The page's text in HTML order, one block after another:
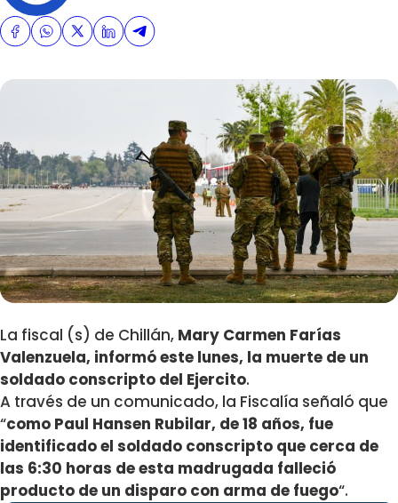
La fiscal (s) de Chillán, Mary Carmen Farías
Valenzuela, informó este lunes, la muerte de un
soldado conscripto del Ejercito.
A través de un comunicado, la Fiscalía señaló que
“como Paul Hansen Rubilar, de 18 años, fue
identificado el soldado conscripto que cerca de
las 6:30 horas de esta madrugada falleció
producto de un disparo con arma de fuego“.